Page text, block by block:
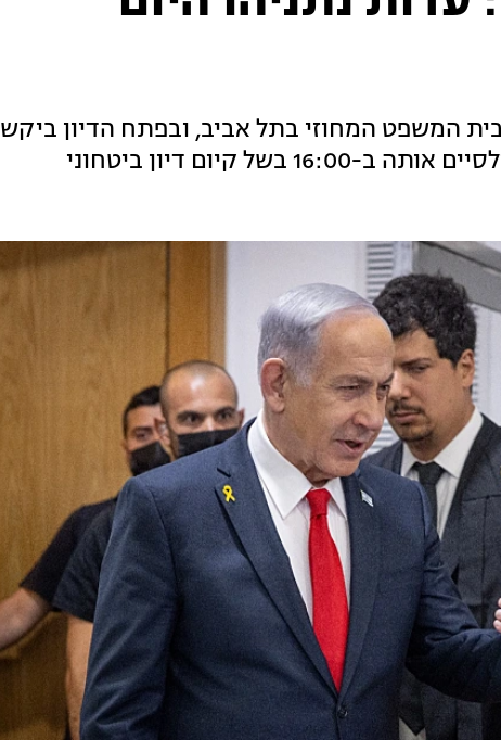
המשפט המחוזי בתל אביב, ובפתח הדיון ביקש
קיום דיון ביטחוני